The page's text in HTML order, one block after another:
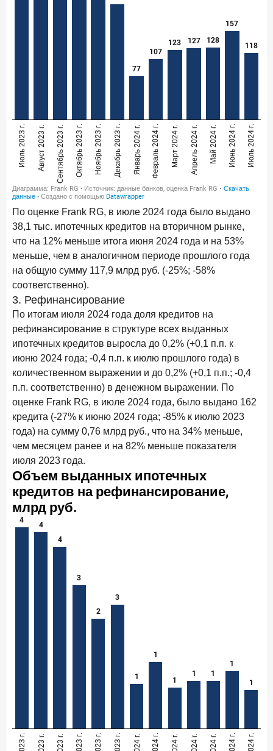
По оценке Frank RG, в июле 2024 года было выдано
38,1 тыс. ипотечных кредитов на вторичном рынке,
что на 12% меньше итога июня 2024 года и на 53%
меньше, чем в аналогичном периоде прошлого года
на общую сумму 117,9 млрд руб. (-25%; -58%
соответственно).
3. Рефинансирование
По итогам июля 2024 года доля кредитов на
рефинансирование в структуре всех выданных
ипотечных кредитов выросла до 0,2% (+0,1 п.п. к
июню 2024 года; -0,4 п.п. к июлю прошлого года) в
количественном выражении и до 0,2% (+0,1 п.п.; -0,4
п.п. соответственно) в денежном выражении. По
оценке Frank RG, в июле 2024 года, было выдано 162
кредита (-27% к июню 2024 года; -85% к июлю 2023
года) на сумму 0,76 млрд руб., что на 34% меньше,
чем месяцем ранее и на 82% меньше показателя
июля 2023 года.